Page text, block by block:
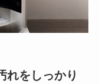
れをしっかり